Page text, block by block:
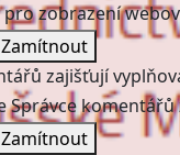
pro zobrazení
Zamítnout
zajišťují
Správce
Zamítnout